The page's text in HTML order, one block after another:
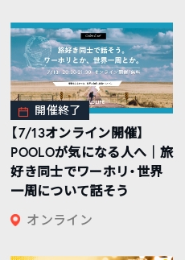
開催終了
【7/13オンライン開催】
POOLOが気になる人へ｜旅
好き同士でワーホリ・世界
一周について話そう
オンライン